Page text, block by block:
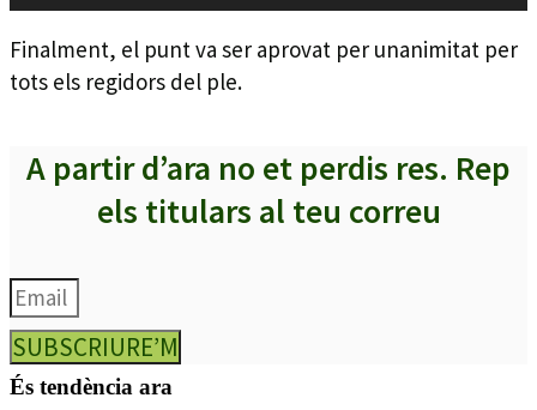
d'àudio
Finalment, el punt va ser aprovat per unanimitat per
tots els regidors del ple.
A partir d’ara no et perdis res. Rep
els titulars al teu correu
SUBSCRIURE’M
És tendència ara